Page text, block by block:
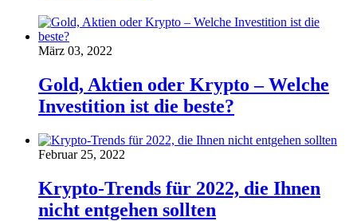
März 03, 2022
Gold, Aktien oder Krypto – Welche
Investition ist die beste?
Februar 25, 2022
Krypto-Trends für 2022, die Ihnen
nicht entgehen sollten